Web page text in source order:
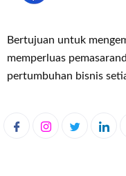
Bertujuan untuk
memperluas pemasaran
pertumbuhan bisnis